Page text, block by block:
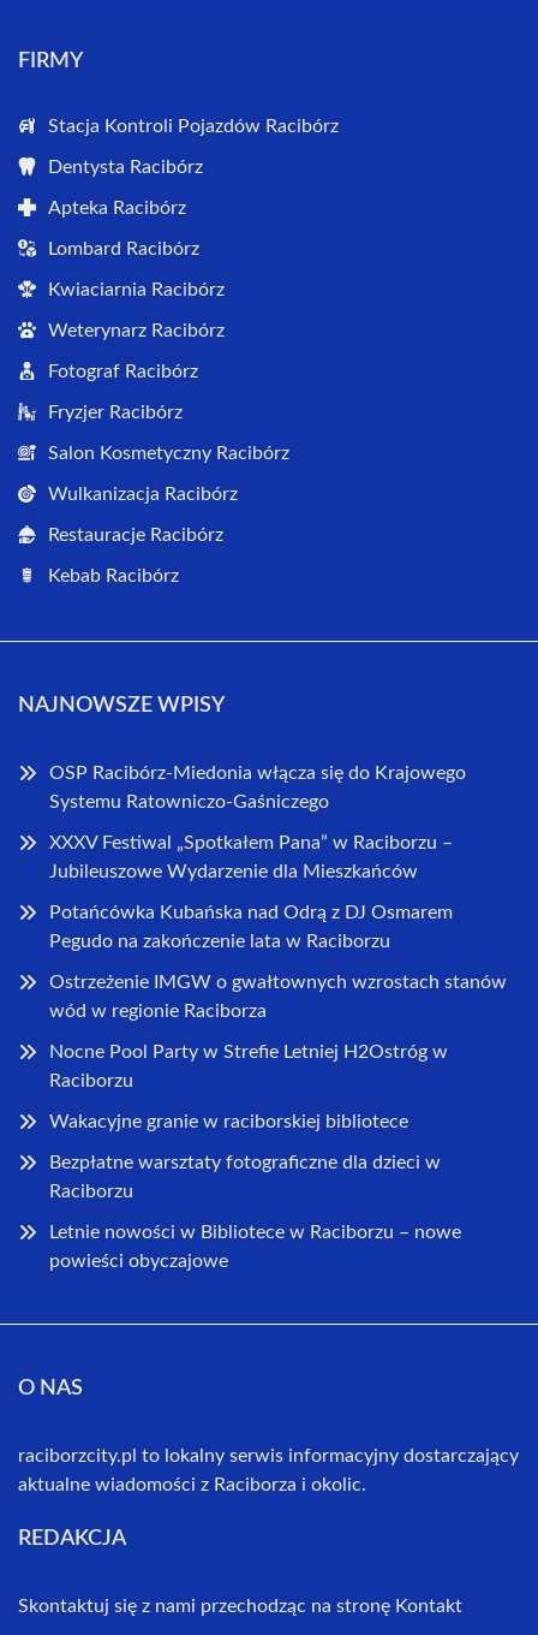
FIRMY
Stacja Kontroli Pojazdów Racibórz
Dentysta Racibórz
Apteka Racibórz
Lombard Racibórz
Kwiaciarnia Racibórz
Weterynarz Racibórz
Fotograf Racibórz
Fryzjer Racibórz
Salon Kosmetyczny Racibórz
Wulkanizacja Racibórz
Restauracje Racibórz
Kebab Racibórz
NAJNOWSZE WPISY
OSP Racibórz-Miedonia włącza się do Krajowego
Systemu Ratowniczo-Gaśniczego
XXXV Festiwal „Spotkałem Pana” w Raciborzu –
Jubileuszowe Wydarzenie dla Mieszkańców
Potańcówka Kubańska nad Odrą z DJ Osmarem
Pegudo na zakończenie lata w Raciborzu
Ostrzeżenie IMGW o gwałtownych wzrostach stanów
wód w regionie Raciborza
Nocne Pool Party w Strefie Letniej H2Ostróg w
Raciborzu
Wakacyjne granie w raciborskiej bibliotece
Bezpłatne warsztaty fotograficzne dla dzieci w
Raciborzu
Letnie nowości w Bibliotece w Raciborzu – nowe
powieści obyczajowe
O NAS
raciborzcity.pl to lokalny serwis informacyjny dostarczający
aktualne wiadomości z Raciborza i okolic.
REDAKCJA
Skontaktuj się z nami przechodząc na stronę Kontakt